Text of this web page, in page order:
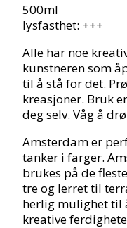
500ml
lysfasthet: +++
Alle har noe
kunstneren som
til å stå for det.
kreasjoner. Bruk
deg selv. Våg å
Amsterdam er
tanker i farger.
brukes på de
tre og lerret til
herlig mulighet til
kreative